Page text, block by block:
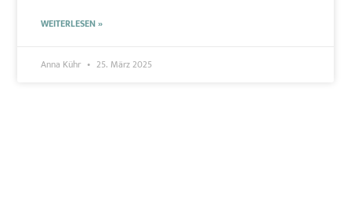
WEITERLESEN »
Anna Kühr 25. März 2025